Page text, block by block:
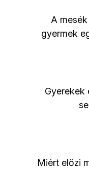
A
gyermek
Gyerekek
Miért előzi